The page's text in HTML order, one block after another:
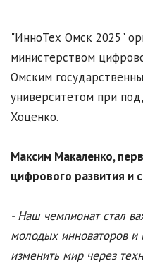
"ИнноТех Омск 2025"
министерством
Омским
университетом при
Хоценко.
Максим Макаленко,
цифрового развития и
- Наш чемпионат стал
молодых инноваторов и
изменить мир через